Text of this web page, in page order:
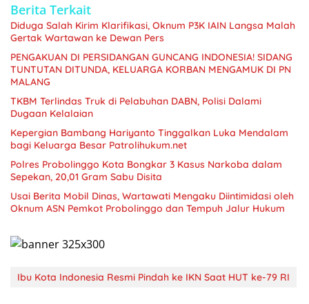
Berita Terkait
Diduga Salah Kirim Klarifikasi, Oknum P3K IAIN Langsa Malah
Gertak Wartawan ke Dewan Pers
PENGAKUAN DI PERSIDANGAN GUNCANG INDONESIA! SIDANG
TUNTUTAN DITUNDA, KELUARGA KORBAN MENGAMUK DI PN
MALANG
TKBM Terlindas Truk di Pelabuhan DABN, Polisi Dalami
Dugaan Kelalaian
Kepergian Bambang Hariyanto Tinggalkan Luka Mendalam
bagi Keluarga Besar Patrolihukum.net
Polres Probolinggo Kota Bongkar 3 Kasus Narkoba dalam
Sepekan, 20,01 Gram Sabu Disita
Usai Berita Mobil Dinas, Wartawati Mengaku Diintimidasi oleh
Oknum ASN Pemkot Probolinggo dan Tempuh Jalur Hukum
Ibu Kota Indonesia Resmi Pindah ke IKN Saat HUT ke-79 RI